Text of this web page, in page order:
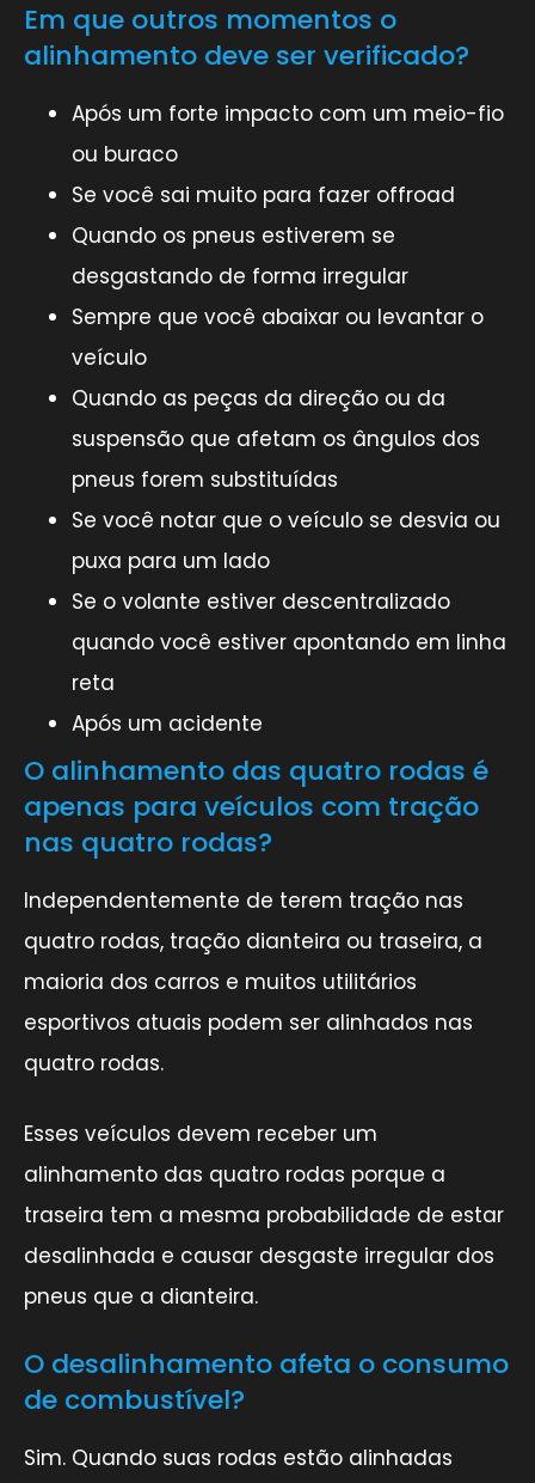
Em que outros momentos o
alinhamento deve ser verificado?
Após um forte impacto com um meio-fio
ou buraco
Se você sai muito para fazer offroad
Quando os pneus estiverem se
desgastando de forma irregular
Sempre que você abaixar ou levantar o
veículo
Quando as peças da direção ou da
suspensão que afetam os ângulos dos
pneus forem substituídas
Se você notar que o veículo se desvia ou
puxa para um lado
Se o volante estiver descentralizado
quando você estiver apontando em linha
reta
Após um acidente
O alinhamento das quatro rodas é
apenas para veículos com tração
nas quatro rodas?
Independentemente de terem tração nas
quatro rodas, tração dianteira ou traseira, a
maioria dos carros e muitos utilitários
esportivos atuais podem ser alinhados nas
quatro rodas.
Esses veículos devem receber um
alinhamento das quatro rodas porque a
traseira tem a mesma probabilidade de estar
desalinhada e causar desgaste irregular dos
pneus que a dianteira.
O desalinhamento afeta o consumo
de combustível?
Sim. Quando suas rodas estão alinhadas